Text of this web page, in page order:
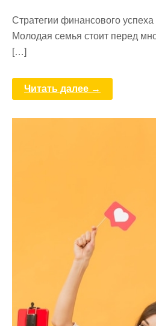
Стратегии финансового
Молодая семья стоит перед
[…]
Читать далее →